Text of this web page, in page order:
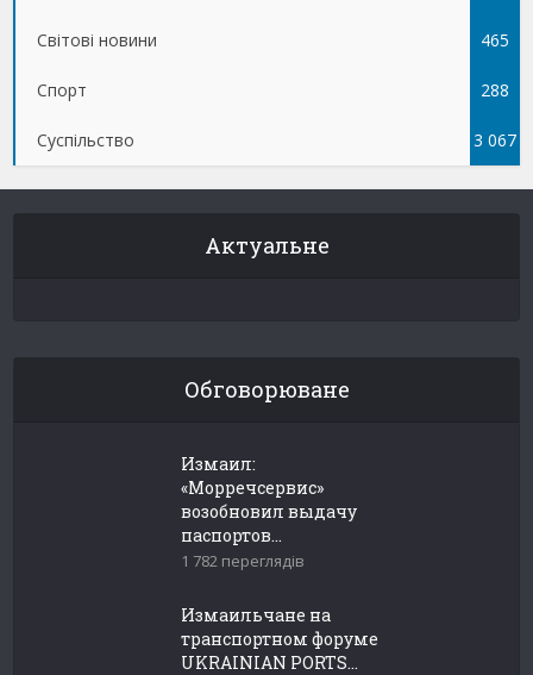
Світові новини 465
Спорт 288
Суспільство 3 067
Актуальне
Обговорюване
Измаил:
«Морречсервис»
возобновил выдачу
паспортов...
1 782 переглядів
Измаильчане на
транспортном форуме
UKRAINIAN PORTS...